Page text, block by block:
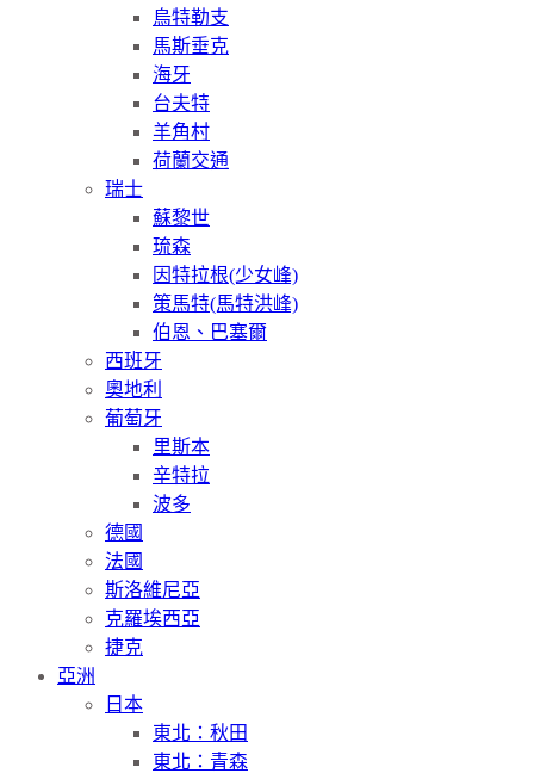
烏特勒支
馬斯垂克
海牙
台夫特
羊角村
荷蘭交通
瑞士
蘇黎世
琉森
因特拉根(少女峰)
策馬特(馬特洪峰)
伯恩、巴塞爾
西班牙
奧地利
葡萄牙
里斯本
辛特拉
波多
德國
法國
斯洛維尼亞
克羅埃西亞
捷克
亞洲
日本
東北：秋田
東北：青森